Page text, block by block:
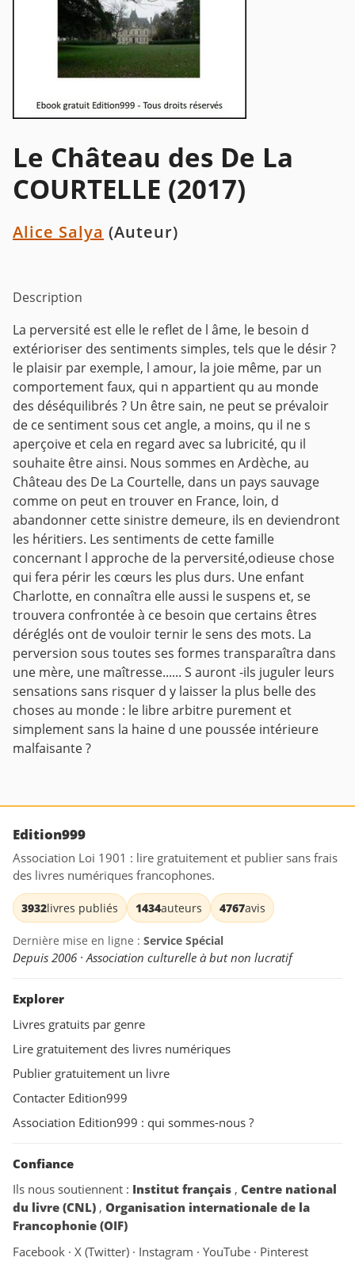
Le Château des De La
COURTELLE (2017)
Alice Salya (Auteur)
Description
La perversité est elle le reflet de l âme, le besoin d
extérioriser des sentiments simples, tels que le désir ?
le plaisir par exemple, l amour, la joie même, par un
comportement faux, qui n appartient qu au monde
des déséquilibrés ? Un être sain, ne peut se prévaloir
de ce sentiment sous cet angle, a moins, qu il ne s
aperçoive et cela en regard avec sa lubricité, qu il
souhaite être ainsi. Nous sommes en Ardèche, au
Château des De La Courtelle, dans un pays sauvage
comme on peut en trouver en France, loin, d
abandonner cette sinistre demeure, ils en deviendront
les héritiers. Les sentiments de cette famille
concernant l approche de la perversité,odieuse chose
qui fera périr les cœurs les plus durs. Une enfant
Charlotte, en connaîtra elle aussi le suspens et, se
trouvera confrontée à ce besoin que certains êtres
déréglés ont de vouloir ternir le sens des mots. La
perversion sous toutes ses formes transparaîtra dans
une mère, une maîtresse...... S auront -ils juguler leurs
sensations sans risquer d y laisser la plus belle des
choses au monde : le libre arbitre purement et
simplement sans la haine d une poussée intérieure
malfaisante ?
Edition999
Association Loi 1901 : lire gratuitement et publier sans frais
des livres numériques francophones.
3932livres publiés 1434auteurs 4767avis
Dernière mise en ligne : Service Spécial
Depuis 2006 · Association culturelle à but non lucratif
Explorer
Livres gratuits par genre
Lire gratuitement des livres numériques
Publier gratuitement un livre
Contacter Edition999
Association Edition999 : qui sommes-nous ?
Confiance
Ils nous soutiennent : Institut français , Centre national
du livre (CNL) , Organisation internationale de la
Francophonie (OIF)
Facebook · X (Twitter) · Instagram · YouTube · Pinterest